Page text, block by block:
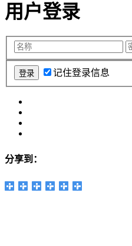
用户登录
记住登录信息
分享到：